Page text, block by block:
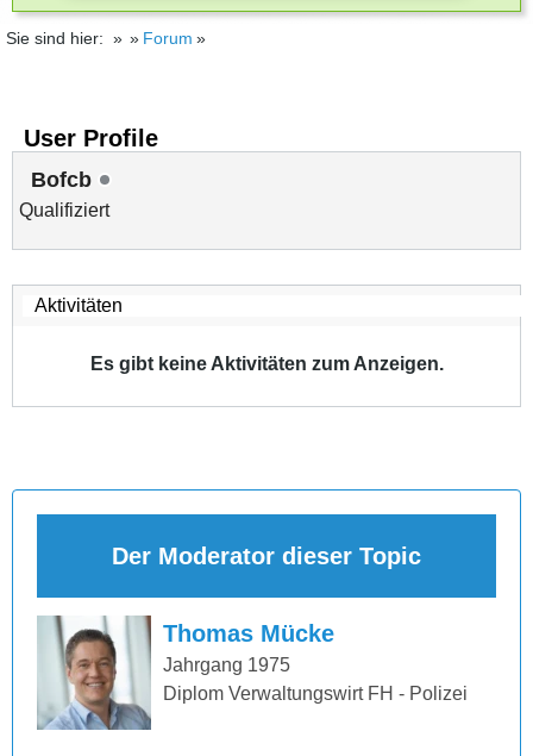
Sie sind hier: Forum
User Profile
Bofcb
Qualifiziert
Es gibt keine Aktivitäten zum Anzeigen.
Der Moderator dieser Topic
Thomas Mücke
Jahrgang 1975
Diplom Verwaltungswirt FH - Polizei